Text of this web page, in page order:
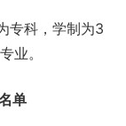
专科，学制为3
业。
单